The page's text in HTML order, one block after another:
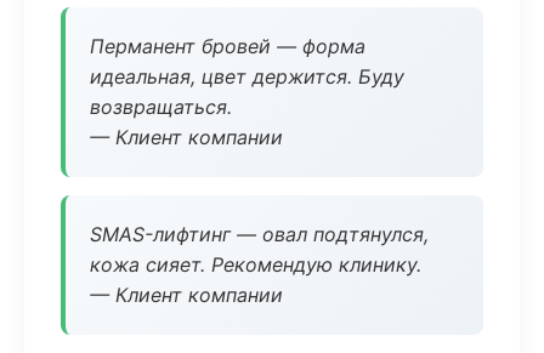
Перманент бровей — форма
идеальная, цвет держится. Буду
возвращаться.
— Клиент компании
SMAS-лифтинг — овал подтянулся,
кожа сияет. Рекомендую клинику.
— Клиент компании